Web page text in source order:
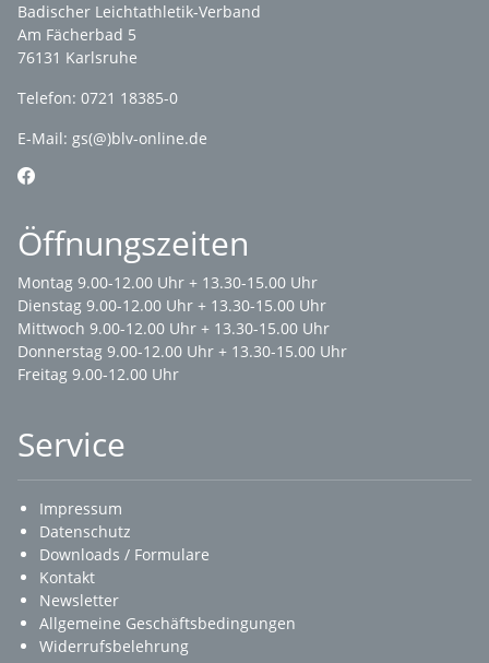
Badischer Leichtathletik-Verband
Am Fächerbad 5
76131 Karlsruhe
Telefon: 0721 18385-0
E-Mail: gs(@)blv-online.de
Öffnungszeiten
Montag 9.00-12.00 Uhr + 13.30-15.00 Uhr
Dienstag 9.00-12.00 Uhr + 13.30-15.00 Uhr
Mittwoch 9.00-12.00 Uhr + 13.30-15.00 Uhr
Donnerstag 9.00-12.00 Uhr + 13.30-15.00 Uhr
Freitag 9.00-12.00 Uhr
Service
Impressum
Datenschutz
Downloads / Formulare
Kontakt
Newsletter
Allgemeine Geschäftsbedingungen
Widerrufsbelehrung